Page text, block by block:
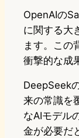
OpenAIの
に関する大
ます。この
衝撃的な成
DeepSeek
来の常識を
なAIモデル
金が必要だ